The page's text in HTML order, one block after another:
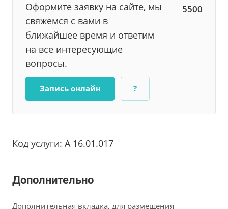
Оформите заявку на сайте, мы
свяжемся с вами в
ближайшее время и ответим
на все интересующие
вопросы.
5500
Запись онлайн ?
Код услуги: А 16.01.017
Дополнительно
Дополнительная вкладка, для размещения